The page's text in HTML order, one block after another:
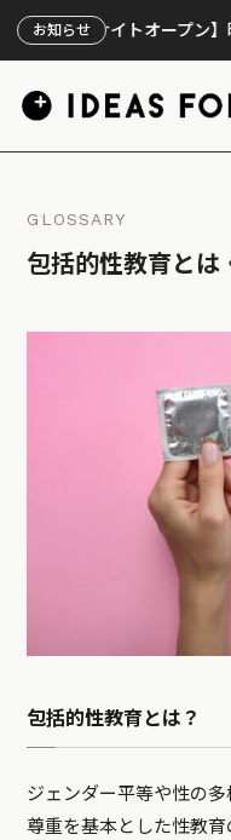
お知らせ
サイトオープン】映画『
GLOSSARY
包括的性教育とは
包括的性教育とは？
ジェンダー平等や性の
尊重を基本とした性教